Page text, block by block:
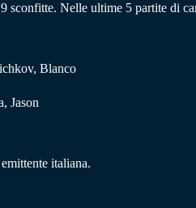
Nelle ultime 5 partite di
Blanco
Jason
italiana.